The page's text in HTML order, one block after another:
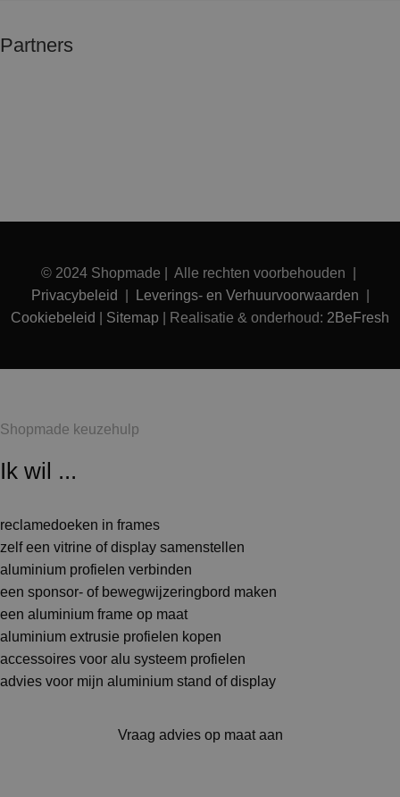
Partners
© 2024 Shopmade | Alle rechten voorbehouden |
Privacybeleid
Leverings- en Verhuurvoorwaarden
Cookiebeleid
Sitemap | Realisatie & onderhoud: 2BeFresh
Shopmade keuzehulp
Ik wil ...
reclamedoeken in frames
zelf een vitrine of display samenstellen
aluminium profielen verbinden
een sponsor- of bewegwijzeringbord maken
een aluminium frame op maat
aluminium extrusie profielen kopen
accessoires voor alu systeem profielen
advies voor mijn aluminium stand of display
Vraag advies op maat aan